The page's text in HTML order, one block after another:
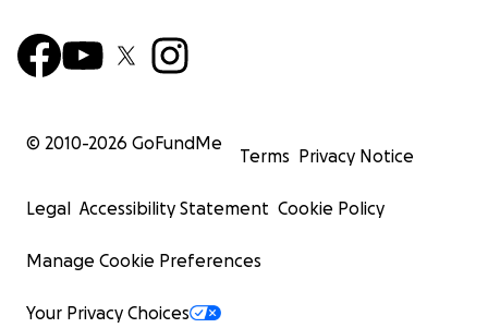
© 2010-2026 GoFundMe
Terms Privacy Notice
Legal Accessibility Statement Cookie Policy
Manage Cookie Preferences
Your Privacy Choices